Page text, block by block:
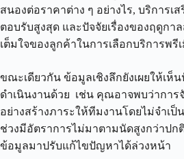
สนองต่อราคาต่าง ๆ อย่างไร, บริการเ
ตอบรับสูงสุด และปัจจัยเรื่องของฤดูกา
เต็มใจของลูกค้าในการเลือกบริการพรี
ขณะเดียวกัน ข้อมูลเชิงลึกยังเผยให้เห็
ดำเนินงานด้วย เช่น คุณอาจพบว่าการ
อย่างสร้างภาระให้ทีมงานโดยไม่จำเป็
ช่วงมีอัตราการไม่มาตามนัดสูงกว่าปก
ข้อมูลมาปรับแก้ไขปัญหาได้ล่วงหน้า